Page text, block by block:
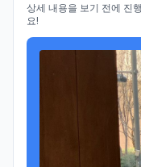
상세 내용을 보기 전에 진
요!